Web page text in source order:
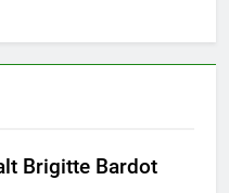
Brigitte Bardot